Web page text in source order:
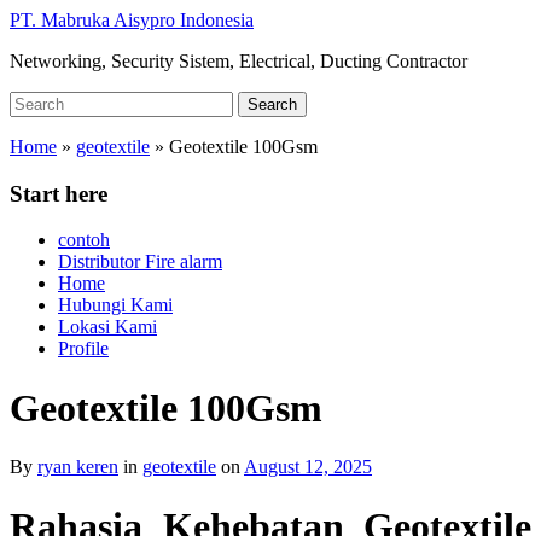
Skip
main
PT. Mabruka Aisypro Indonesia
Networking, Security Sistem, Electrical, Ducting Contractor
Search
for:
Search
Home » geotextile » Geotextile 100Gsm
Start here
contoh
Distributor Fire alarm
Home
Hubungi Kami
Lokasi Kami
Profile
Geotextile 100Gsm
By ryan keren in geotextile on August 12, 2025
Rahasia Kehebatan Geotextile